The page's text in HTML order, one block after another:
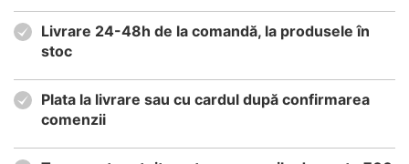
Livrare 24-48h de la comandă, la produsele în
stoc
Plata la livrare sau cu cardul după confirmarea
comenzii